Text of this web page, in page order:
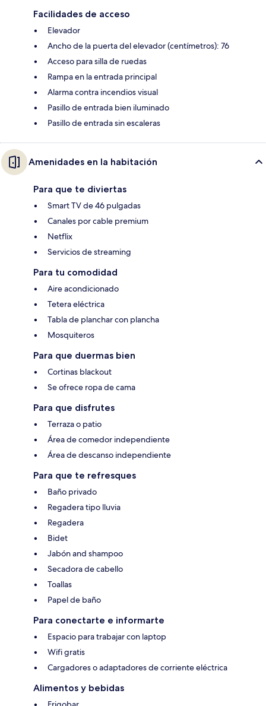
Facilidades de acceso
Elevador
Ancho de la puerta del elevador (centímetros): 76
Acceso para silla de ruedas
Rampa en la entrada principal
Alarma contra incendios visual
Pasillo de entrada bien iluminado
Pasillo de entrada sin escaleras
Amenidades en la habitación
Para que te diviertas
Smart TV de 46 pulgadas
Canales por cable premium
Netflix
Servicios de streaming
Para tu comodidad
Aire acondicionado
Tetera eléctrica
Tabla de planchar con plancha
Mosquiteros
Para que duermas bien
Cortinas blackout
Se ofrece ropa de cama
Para que disfrutes
Terraza o patio
Área de comedor independiente
Área de descanso independiente
Para que te refresques
Baño privado
Regadera tipo lluvia
Regadera
Bidet
Jabón and shampoo
Secadora de cabello
Toallas
Papel de baño
Para conectarte e informarte
Espacio para trabajar con laptop
Wifi gratis
Cargadores o adaptadores de corriente eléctrica
Alimentos y bebidas